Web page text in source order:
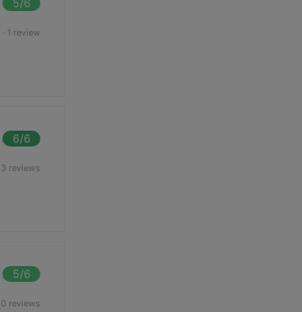
5/6
· 1 review
6/6
3 reviews
5/6
0 reviews